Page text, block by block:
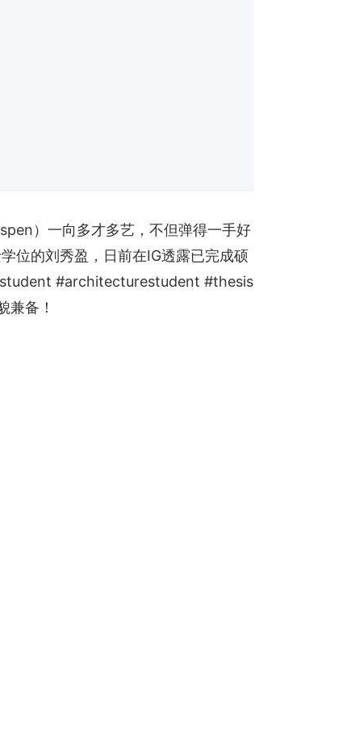
）一向多才多艺，不但弹得一手好
位的刘秀盈，日前在IG透露已完成硕
#architecturestudent #thesis
兼备！